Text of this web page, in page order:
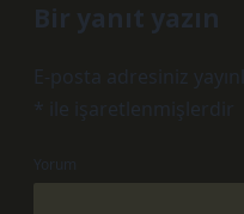
Bir yanıt yazın
E-posta adresiniz
*
ile işaretlenmişlerdir
Yorum